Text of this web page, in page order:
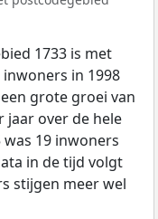
1733 is met
in 1998
grote groei van
jaar over de hele
19 inwoners
in de tijd volgt
stijgen meer wel